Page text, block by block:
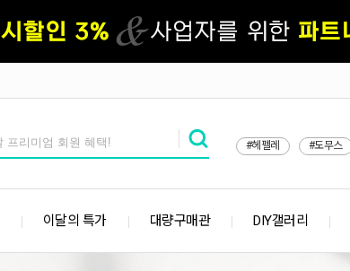
#헤펠레 #도무스
이달의 특가 대량구매관 DIY갤러리